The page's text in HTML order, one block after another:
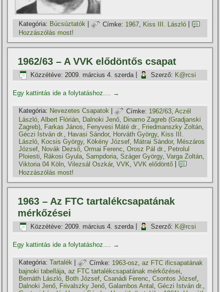
Kategória: Búcsúztatók | Címke: 1967 Kiss III. László
Hozzászólás most!
1962/63 – A VVK elődöntős csapat
Közzétéve: 2009. március 4. szerda Szerző: K@rcsi
Egy kattintás ide a folytatáshoz.... →
Kategória: Nevezetes Csapatok | Címke: 1962/63 ,Aczél
László,Albert Flórián, Dalnoki Jenő, Dinamo Zagreb (Gradjanski
Zagreb), Farkas János, Fenyvesi Máté dr., Friedmanszky Zoltán,
Géczi István dr., Havasi Sándor, Horváth György, Kiss III.
László, Kocsis György, Kökény József, Mátrai Sándor, Mészáros
József, Novák Dezső,Ormai Ferenc,Orosz Pál dr., Petrolul
Ploiesti, Rákosi Gyula,Sampdoria,Száger György,Varga Zoltán,
Viktoria 04 Köln ,Vilezsál Oszkár,VVK ,VVK elődöntő
Hozzászólás most!
1963 – Az FTC tartalékcsapatának
mérkőzései
Közzétéve: 2009. március 4. szerda Szerző: K@rcsi
Egy kattintás ide a folytatáshoz.... →
Kategória: Tartalék | Címke: 1963-osz ,az FTC ificsapatának
bajnoki tabellája,az FTC tartalékcsapatának mérkőzései,
Bernáth László, Both József,Csanádi Ferenc,Csontos József,
Dalnoki Jenő, Frivalszky Jenő,Galambos Antal ,Géczi István dr.,